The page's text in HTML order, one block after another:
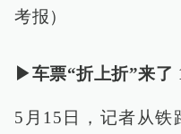
考报）
▶车票“折上折”来了
5月15日，记者从铁